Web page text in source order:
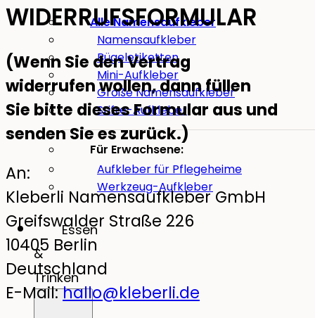
Alle Namensaufkleber
Namensaufkleber
Bügeletiketten
Mini-Aufkleber
Große Namensaufkleber
Stifte-Aufkleber
Für Erwachsene:
Aufkleber für Pflegeheime
Werkzeug-Aufkleber
Essen
&
Trinken
WIDERRUFSFORMULAR
(Wenn Sie den Vertrag
widerrufen wollen, dann füllen
Sie bitte dieses Formular aus und
senden Sie es zurück.)
An:
Kleberli Namensaufkleber GmbH
Greifswalder Straße 226
10405 Berlin
Deutschland
E-Mail:hallo@kleberli.de